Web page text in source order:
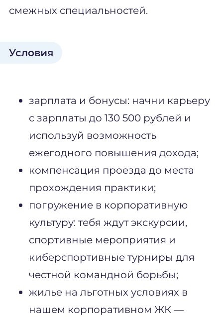
смежных специальностей.
Условия
зарплата и бонусы: начни карьеру
с зарплаты до 130 500 рублей и
используй возможность
ежегодного повышения дохода;
компенсация проезда до места
прохождения практики;
погружение в корпоративную
культуру: тебя ждут экскурсии,
спортивные мероприятия и
киберспортивные турниры для
честной командной борьбы;
жилье на льготных условиях в
нашем корпоративном ЖК —